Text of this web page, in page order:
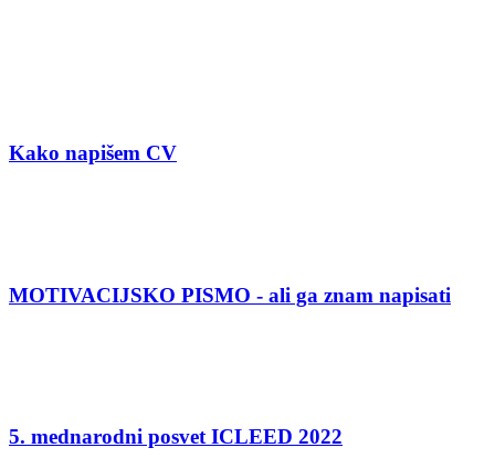
Kako napišem CV
MOTIVACIJSKO PISMO - ali ga znam napisati
5. mednarodni posvet ICLEED 2022